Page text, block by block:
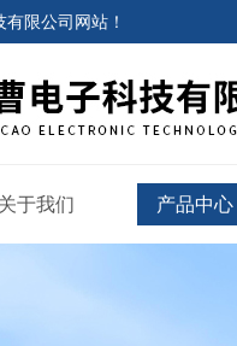
有限公司网站 ！
关于我们 产品中心